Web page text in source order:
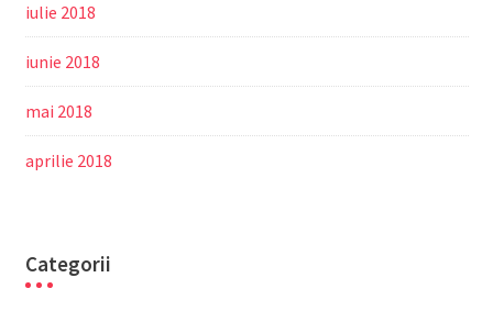
iulie 2018
iunie 2018
mai 2018
aprilie 2018
Categorii